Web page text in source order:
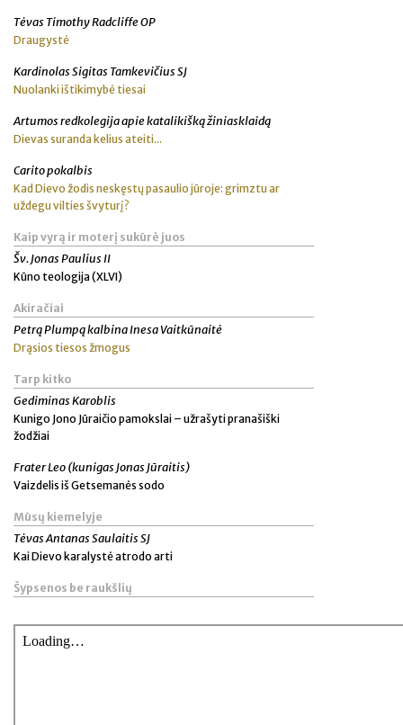
Tėvas Timothy Radcliffe OP
Draugystė
Kardinolas Sigitas Tamkevičius SJ
Nuolanki ištikimybė tiesai
Artumos redkolegija apie katalikišką žiniasklaidą
Dievas suranda kelius ateiti...
Carito pokalbis
Kad Dievo žodis neskęstų pasaulio jūroje: grimztu ar
uždegu vilties švyturį?
Kaip vyrą ir moterį sukūrė juos
Šv. Jonas Paulius II
Kūno teologija (XLVI)
Akiračiai
Petrą Plumpą kalbina Inesa Vaitkūnaitė
Drąsios tiesos žmogus
Tarp kitko
Gediminas Karoblis
Kunigo Jono Jūraičio pamokslai – užrašyti pranašiški
žodžiai
Frater Leo (kunigas Jonas Jūraitis)
Vaizdelis iš Getsemanės sodo
Mūsų kiemelyje
Tėvas Antanas Saulaitis SJ
Kai Dievo karalystė atrodo arti
Šypsenos be raukšlių